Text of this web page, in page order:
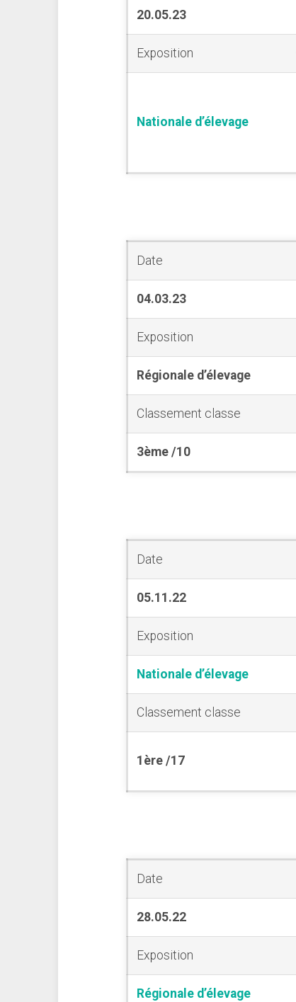
20.05.23
Exposition
Nationale d’élevage
Date
04.03.23
Exposition
Régionale d’élevage
Classement classe
3ème /10
Date
05.11.22
Exposition
Nationale d’élevage
Classement classe
1ère /17
Date
28.05.22
Exposition
Régionale d’élevage